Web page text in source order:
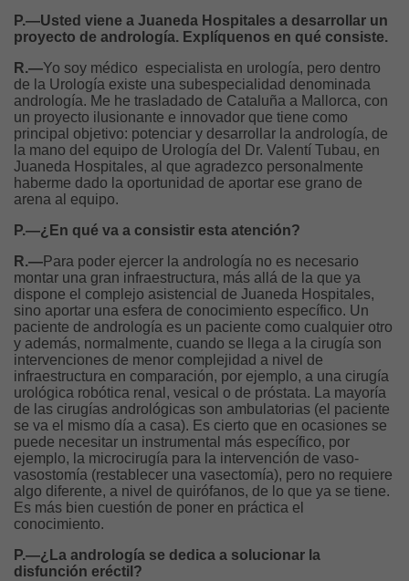
P.—Usted viene a Juaneda Hospitales a desarrollar un
proyecto de andrología. Explíquenos en qué consiste.
R.—Yo soy médico especialista en urología, pero dentro
de la Urología existe una subespecialidad denominada
andrología. Me he trasladado de Cataluña a Mallorca, con
un proyecto ilusionante e innovador que tiene como
principal objetivo: potenciar y desarrollar la andrología, de
la mano del equipo de Urología del Dr. Valentí Tubau, en
Juaneda Hospitales, al que agradezco personalmente
haberme dado la oportunidad de aportar ese grano de
arena al equipo.
P.—¿En qué va a consistir esta atención?
R.—Para poder ejercer la andrología no es necesario
montar una gran infraestructura, más allá de la que ya
dispone el complejo asistencial de Juaneda Hospitales,
sino aportar una esfera de conocimiento específico. Un
paciente de andrología es un paciente como cualquier otro
y además, normalmente, cuando se llega a la cirugía son
intervenciones de menor complejidad a nivel de
infraestructura en comparación, por ejemplo, a una cirugía
urológica robótica renal, vesical o de próstata. La mayoría
de las cirugías andrológicas son ambulatorias (el paciente
se va el mismo día a casa). Es cierto que en ocasiones se
puede necesitar un instrumental más específico, por
ejemplo, la microcirugía para la intervención de vaso-
vasostomía (restablecer una vasectomía), pero no requiere
algo diferente, a nivel de quirófanos, de lo que ya se tiene.
Es más bien cuestión de poner en práctica el
conocimiento.
P.—¿La andrología se dedica a solucionar la
disfunción eréctil?